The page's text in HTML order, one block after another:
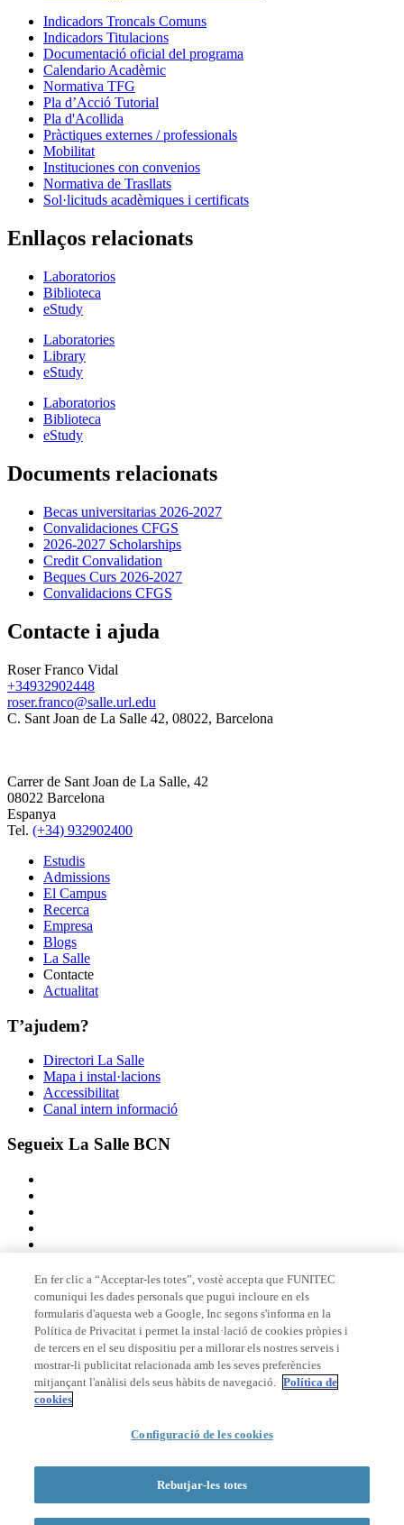
Indicadors Troncals Comuns
Indicadors Titulacions
Documentació oficial del programa
Calendario Acadèmic
Normativa TFG
Pla d’Acció Tutorial
Pla d'Acollida
Pràctiques externes / professionals
Mobilitat
Instituciones con convenios
Normativa de Trasllats
Sol·licituds acadèmiques i certificats
Enllaços relacionats
Laboratorios
Biblioteca
eStudy
Laboratories
Library
eStudy
Laboratorios
Biblioteca
eStudy
Documents relacionats
Becas universitarias 2026-2027
Convalidaciones CFGS
2026-2027 Scholarships
Credit Convalidation
Beques Curs 2026-2027
Convalidacions CFGS
Contacte i ajuda
Roser Franco Vidal
+34932902448
roser.franco@salle.url.edu
C. Sant Joan de La Salle 42, 08022, Barcelona
Carrer de Sant Joan de La Salle, 42
08022 Barcelona
Espanya
Tel. (+34) 932902400
Estudis
Admissions
El Campus
Recerca
Empresa
Blogs
La Salle
Contacte
Actualitat
T’ajudem?
Directori La Salle
Mapa i instal·lacions
Accessibilitat
Canal intern informació
Segueix La Salle BCN
Membre de
Acreditacions
© 2026 La Salle Campus Barcelona - URL |Avís legal
Formulari de cerca
En fer clic a “Acceptar-les totes”, vostè accepta que FUNITEC
comuniqui les dades personals que pugui incloure en els
formularis d'aquesta web a Google, Inc segons s'informa en la
Política de Privacitat i permet la instal·lació de cookies pròpies i
de tercers en el seu dispositiu per a millorar els nostres serveis i
mostrar-li publicitat relacionada amb les seves preferències
mitjançant l'anàlisi dels seus hàbits de navegació. Política de
cookies
Configuració de les cookies
Rebutjar-les totes